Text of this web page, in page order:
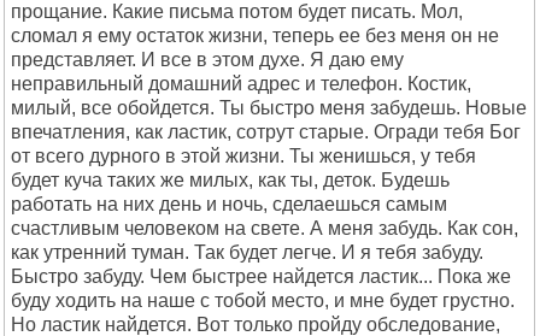
прощание. Какие письма потом будет писать. Мол,
сломал я ему остаток жизни, теперь ее без меня он не
представляет. И все в этом духе. Я даю ему
неправильный домашний адрес и телефон. Костик,
милый, все обойдется. Ты быстро меня забудешь. Новые
впечатления, как ластик, сотрут старые. Огради тебя Бог
от всего дурного в этой жизни. Ты женишься, у тебя
будет куча таких же милых, как ты, деток. Будешь
работать на них день и ночь, сделаешься самым
счастливым человеком на свете. А меня забудь. Как сон,
как утренний туман. Так будет легче. И я тебя забуду.
Быстро забуду. Чем быстрее найдется ластик... Пока же
буду ходить на наше с тобой место, и мне будет грустно.
Но ластик найдется. Вот только пройду обследование,